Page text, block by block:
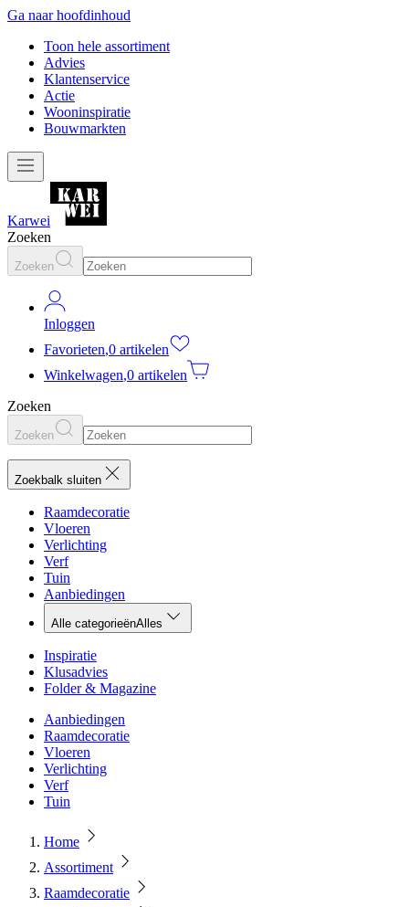
Ga naar hoofdinhoud
Toon hele assortiment
Advies
Klantenservice
Actie
Wooninspiratie
Bouwmarkten
Karwei
Zoeken
Zoeken
Inloggen
Favorieten,0 artikelen
Winkelwagen,0 artikelen
Zoeken
Zoeken
Zoekbalk sluiten
Raamdecoratie
Vloeren
Verlichting
Verf
Tuin
Aanbiedingen
Alle categorieënAlles
Inspiratie
Klusadvies
Folder & Magazine
Aanbiedingen
Raamdecoratie
Vloeren
Verlichting
Verf
Tuin
Home
Assortiment
Raamdecoratie